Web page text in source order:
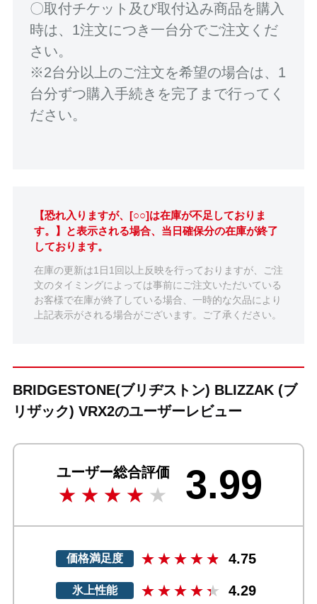
〇取付チケット及び取付込み商品を購入
時は、1注文につき一台分でご注文くだ
さい。
※2台分以上のご注文を希望の場合は、1
台分ずつ購入手続きを完了まで行ってく
ださい。
【恐れ入りますが、[○○]は在庫が不足しておりま
す。】と表示される場合、当日確保分の在庫が終了
しております。
在庫の更新は1日1回以上反映を行っておりますが、ご注
文のタイミングによっては事前にご注文いただいている
お客様で在庫が終了している場合、一時的な欠品により
上記表示がされる場合がございます。ご了承ください。
BRIDGESTONE(ブリヂストン) BLIZZAK (ブ
リザック) VRX2のユーザーレビュー
ユーザー総合評価 3.99
価格満足度 4.75
氷上性能 4.29